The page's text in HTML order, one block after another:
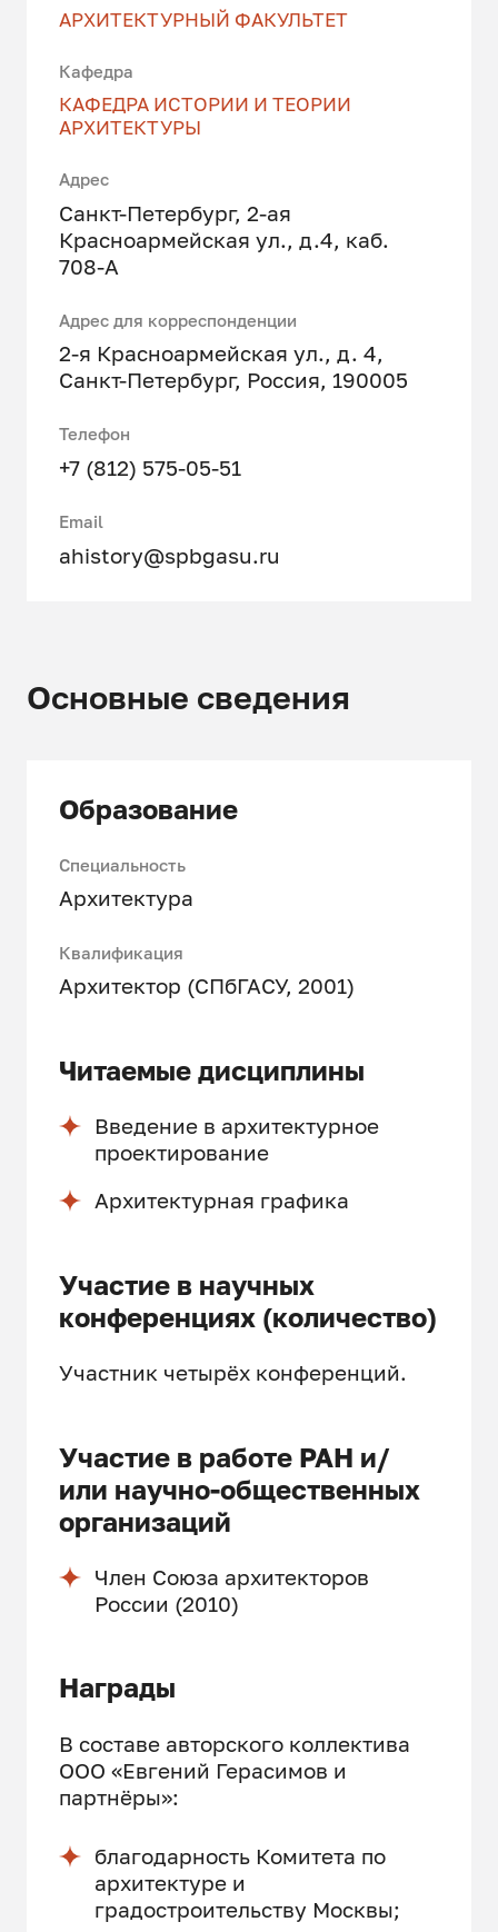
АРХИТЕКТУРНЫЙ ФАКУЛЬТЕТ
Кафедра
КАФЕДРА ИСТОРИИ И ТЕОРИИ
АРХИТЕКТУРЫ
Адрес
Санкт-Петербург, 2-ая
Красноармейская ул., д.4, каб.
708-А
Адрес для корреспонденции
2-я Красноармейская ул., д. 4,
Санкт-Петербург, Россия, 190005
Телефон
+7 (812) 575-05-51
Email
ahistory@spbgasu.ru
Основные сведения
Образование
Специальность
Архитектура
Квалификация
Архитектор (СПбГАСУ, 2001)
Читаемые дисциплины
Введение в архитектурное
проектирование
Архитектурная графика
Участие в научных
конференциях (количество)
Участник четырёх конференций.
Участие в работе РАН и/
или научно-общественных
организаций
Член Союза архитекторов
России (2010)
Награды
В составе авторского коллектива
ООО «Евгений Герасимов и
партнёры»:
благодарность Комитета по
архитектуре и
градостроительству Москвы;